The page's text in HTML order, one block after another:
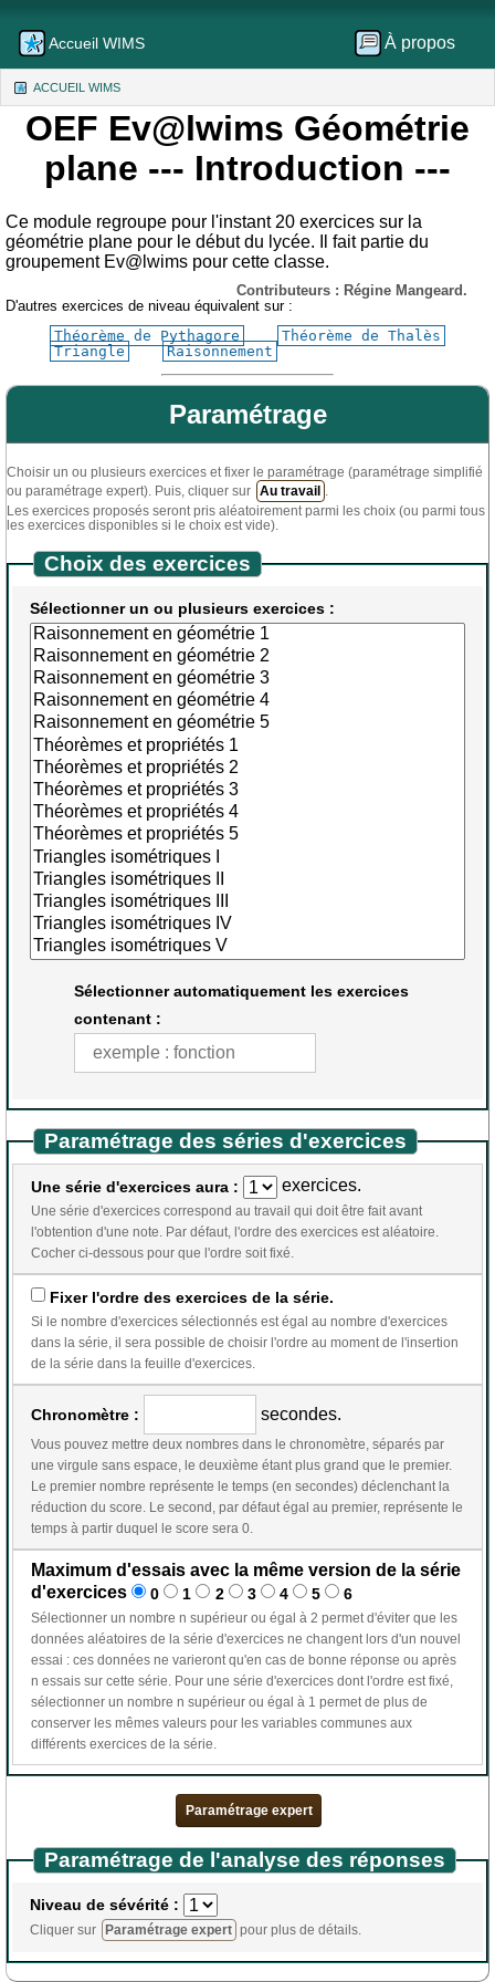
Accueil WIMS À propos
ACCUEIL WIMS(CURRENT)
OEF Ev@lwims Géométrie
plane --- Introduction ---
Ce module regroupe pour l'instant 20 exercices sur la
géométrie plane pour le début du lycée. Il fait partie du
groupement Ev@lwims pour cette classe.
Contributeurs : Régine Mangeard.
D'autres exercices de niveau équivalent sur :
Théorème de Pythagore
Théorème de Thalès
Triangle
Raisonnement
Paramétrage
Choisir un ou plusieurs exercices et fixer le paramétrage (paramétrage simplifié
ou paramétrage expert). Puis, cliquer sur Au travail
Les exercices proposés seront pris aléatoirement parmi les choix (ou parmi tous
les exercices disponibles si le choix est vide).
Choix des exercices
Sélectionner un ou plusieurs exercices :
Sélectionner automatiquement les exercices
contenant :
Paramétrage des séries d'exercices
Une série d'exercices aura : exercices.
Une série d'exercices correspond au travail qui doit être fait avant
l'obtention d'une note. Par défaut, l'ordre des exercices est aléatoire.
Cocher ci-dessous pour que l'ordre soit fixé.
Fixer l'ordre des exercices de la série.
Si le nombre d'exercices sélectionnés est égal au nombre d'exercices
dans la série, il sera possible de choisir l'ordre au moment de l'insertion
de la série dans la feuille d'exercices.
Chronomètre : secondes.
Vous pouvez mettre deux nombres dans le chronomètre, séparés par
une virgule sans espace, le deuxième étant plus grand que le premier.
Le premier nombre représente le temps (en secondes) déclenchant la
réduction du score. Le second, par défaut égal au premier, représente le
temps à partir duquel le score sera 0.
Maximum d'essais avec la même version de la série
d'exercices
0 1 2 3 4 5 6
Sélectionner un nombre n supérieur ou égal à 2 permet d'éviter que les
données aléatoires de la série d'exercices ne changent lors d'un nouvel
essai : ces données ne varieront qu'en cas de bonne réponse ou après
n essais sur cette série. Pour une série d'exercices dont l'ordre est fixé,
sélectionner un nombre n supérieur ou égal à 1 permet de plus de
conserver les mêmes valeurs pour les variables communes aux
différents exercices de la série.
Paramétrage expert
Paramétrage de l'analyse des réponses
Niveau de sévérité :
Cliquer sur Paramétrage expert pour plus de détails.